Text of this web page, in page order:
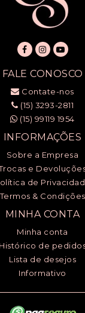
FALE CONOSCO
Contate-nos
(15) 3293-2811
(15) 99119 1954
INFORMAÇÕES
Sobre a Empresa
e
de
Termos & Condições
MINHA CONTA
Minha conta
Histórico de
Lista de desejos
Informativo